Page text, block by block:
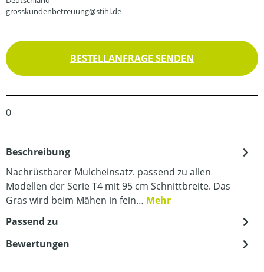
grosskundenbetreuung@stihl.de
BESTELLANFRAGE SENDEN
0
Beschreibung
Nachrüstbarer Mulcheinsatz. passend zu allen
Modellen der Serie T4 mit 95 cm Schnittbreite. Das
Gras wird beim Mähen in fein… Mehr
Passend zu
Bewertungen